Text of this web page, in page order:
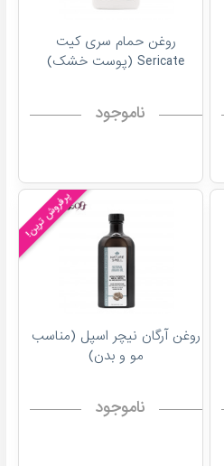
روغن حمام سری کیت
Sericate (پوست خشک)
ناموجود
پرفروش ترین!
روغن آرگان نیچر اسپل (مناسب
مو و بدن)
ناموجود